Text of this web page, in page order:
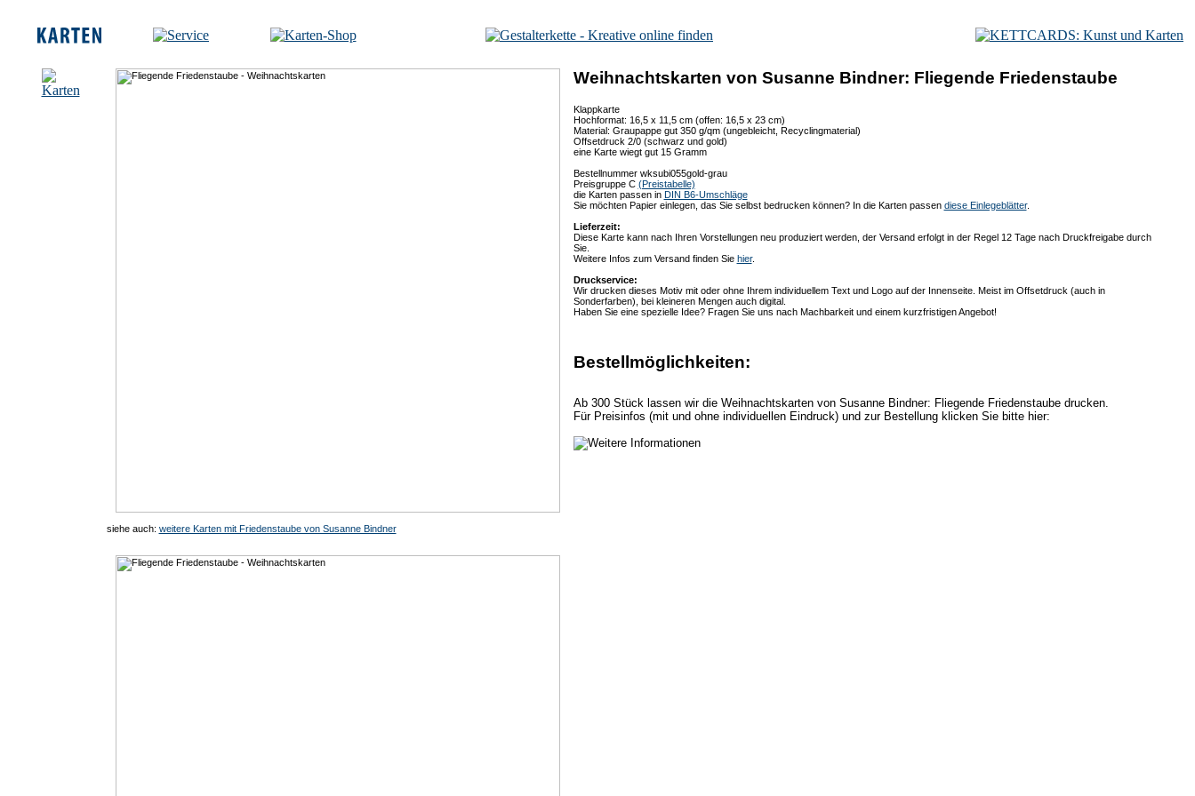
siehe auch: weitere Karten mit Friedenstaube von Susanne Bindner
Weihnachtskarten von Susanne Bindner: Fliegende Friedenstaube
Klappkarte
Hochformat: 16,5 x 11,5 cm (offen: 16,5 x 23 cm)
Material: Graupappe gut 350 g/qm (ungebleicht, Recyclingmaterial)
Offsetdruck 2/0 (schwarz und gold)
eine Karte wiegt gut 15 Gramm
Bestellnummer wksubi055gold-grau
Preisgruppe C (Preistabelle)
die Karten passen in DIN B6-Umschläge
Sie möchten Papier einlegen, das Sie selbst bedrucken können? In die Karten passen diese Einlegeblätter.
Lieferzeit:
Diese Karte kann nach Ihren Vorstellungen neu produziert werden, der Versand erfolgt in der Regel 12 Tage nach Druckfreigabe durch
Sie.
Weitere Infos zum Versand finden Sie hier.
Druckservice:
Wir drucken dieses Motiv mit oder ohne Ihrem individuellem Text und Logo auf der Innenseite. Meist im Offsetdruck (auch in
Sonderfarben), bei kleineren Mengen auch digital.
Haben Sie eine spezielle Idee? Fragen Sie uns nach Machbarkeit und einem kurzfristigen Angebot!
Bestellmöglichkeiten:
Ab 300 Stück lassen wir die Weihnachtskarten von Susanne Bindner: Fliegende Friedenstaube drucken.
Für Preisinfos (mit und ohne individuellen Eindruck) und zur Bestellung klicken Sie bitte hier: